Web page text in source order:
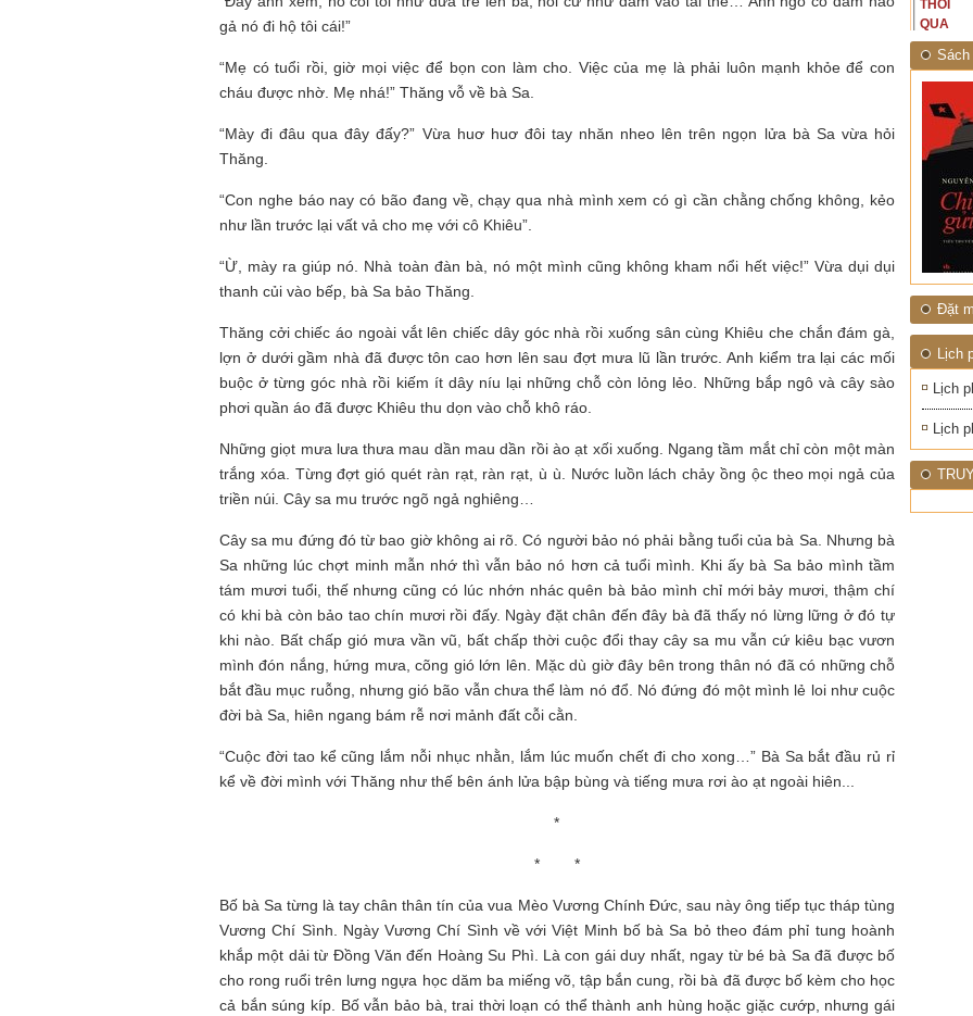
gả nó đi hộ tôi cái!”
“Mẹ có tuổi rồi, giờ mọi việc để bọn con làm cho. Việc của mẹ là phải luôn mạnh khỏe để con
cháu được nhờ. Mẹ nhá!” Thăng vỗ về bà Sa.
“Mày đi đâu qua đây đấy?” Vừa huơ huơ đôi tay nhăn nheo lên trên ngọn lửa bà Sa vừa hỏi
Thăng.
“Con nghe báo nay có bão đang về, chạy qua nhà mình xem có gì cần chằng chống không, kẻo
như lần trước lại vất vả cho mẹ với cô Khiêu”.
“Ừ, mày ra giúp nó. Nhà toàn đàn bà, nó một mình cũng không kham nổi hết việc!” Vừa dụi dụi
thanh củi vào bếp, bà Sa bảo Thăng.
Thăng cởi chiếc áo ngoài vắt lên chiếc dây góc nhà rồi xuống sân cùng Khiêu che chắn đám gà,
lợn ở dưới gầm nhà đã được tôn cao hơn lên sau đợt mưa lũ lần trước. Anh kiểm tra lại các mối
buộc ở từng góc nhà rồi kiếm ít dây níu lại những chỗ còn lỏng lẻo. Những bắp ngô và cây sào
phơi quần áo đã được Khiêu thu dọn vào chỗ khô ráo.
Những giọt mưa lưa thưa mau dần mau dần rồi ào ạt xối xuống. Ngang tầm mắt chỉ còn một màn
trắng xóa. Từng đợt gió quét ràn rạt, ràn rạt, ù ù. Nước luồn lách chảy ồng ộc theo mọi ngả của
triền núi. Cây sa mu trước ngõ ngả nghiêng…
Cây sa mu đứng đó từ bao giờ không ai rõ. Có người bảo nó phải bằng tuổi của bà Sa. Nhưng bà
Sa những lúc chợt minh mẫn nhớ thì vẫn bảo nó hơn cả tuổi mình. Khi ấy bà Sa bảo mình tầm
tám mươi tuổi, thế nhưng cũng có lúc nhớn nhác quên bà bảo mình chỉ mới bảy mươi, thậm chí
có khi bà còn bảo tao chín mươi rồi đấy. Ngày đặt chân đến đây bà đã thấy nó lừng lững ở đó tự
khi nào. Bất chấp gió mưa vần vũ, bất chấp thời cuộc đổi thay cây sa mu vẫn cứ kiêu bạc vươn
mình đón nắng, hứng mưa, cõng gió lớn lên. Mặc dù giờ đây bên trong thân nó đã có những chỗ
bắt đầu mục ruỗng, nhưng gió bão vẫn chưa thể làm nó đổ. Nó đứng đó một mình lẻ loi như cuộc
đời bà Sa, hiên ngang bám rễ nơi mảnh đất cỗi cằn.
“Cuộc đời tao kể cũng lắm nỗi nhục nhằn, lắm lúc muốn chết đi cho xong…” Bà Sa bắt đầu rủ rỉ
kể về đời mình với Thăng như thế bên ánh lửa bập bùng và tiếng mưa rơi ào ạt ngoài hiên...
*
* *
Bố bà Sa từng là tay chân thân tín của vua Mèo Vương Chính Đức, sau này ông tiếp tục tháp tùng
Vương Chí Sình. Ngày Vương Chí Sình về với Việt Minh bố bà Sa bỏ theo đám phỉ tung hoành
khắp một dải từ Đồng Văn đến Hoàng Su Phì. Là con gái duy nhất, ngay từ bé bà Sa đã được bố
cho rong ruổi trên lưng ngựa học dăm ba miếng võ, tập bắn cung, rồi bà đã được bố kèm cho học
cả bắn súng kíp. Bố vẫn bảo bà, trai thời loạn có thể thành anh hùng hoặc giặc cướp, nhưng gái
THÁNG
1945
THỔI
QUA
RỪNG
NHIỆT
ĐỚI"
Đặt
Lịch
Lịch
Lịch